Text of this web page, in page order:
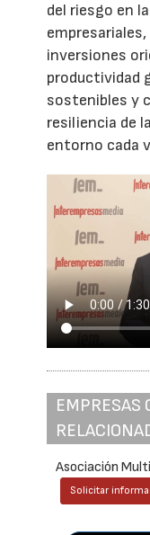
del riesgo en
inversiones
productividad
sostenibles y
resiliencia de
entorno cada
EMPRESAS
Asociación
Solicitar